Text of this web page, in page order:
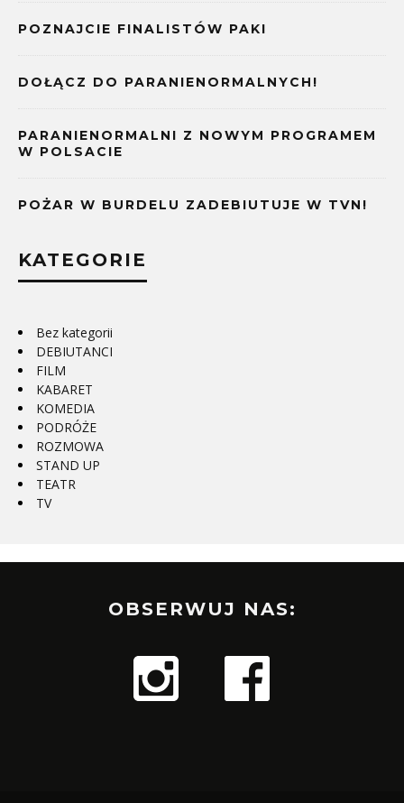
POZNAJCIE FINALISTÓW PAKI
DOŁĄCZ DO PARANIENORMALNYCH!
PARANIENORMALNI Z NOWYM PROGRAMEM
W POLSACIE
POŻAR W BURDELU ZADEBIUTUJE W TVN!
KATEGORIE
Bez kategorii
DEBIUTANCI
FILM
KABARET
KOMEDIA
PODRÓŻE
ROZMOWA
STAND UP
TEATR
TV
OBSERWUJ NAS: